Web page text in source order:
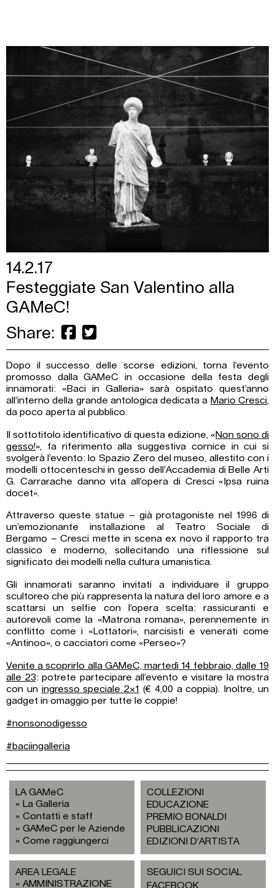
14.2.17
Festeggiate San Valentino alla
GAMeC!
Share:
Dopo il successo delle scorse edizioni, torna l’evento
promosso dalla GAMeC in occasione della festa degli
innamorati: «Baci in Galleria» sarà ospitato quest’anno
all’interno della grande antologica dedicata a Mario Cresci,
da poco aperta al pubblico.
Il sottotitolo identificativo di questa edizione, «Non sono di
gesso!», fa riferimento alla suggestiva cornice in cui si
svolgerà l’evento: lo Spazio Zero del museo, allestito con i
modelli ottocenteschi in gesso dell’Accademia di Belle Arti
G. Carrarache danno vita all’opera di Cresci «Ipsa ruina
docet».
Attraverso queste statue – già protagoniste nel 1996 di
un’emozionante installazione al Teatro Sociale di
Bergamo – Cresci mette in scena ex novo il rapporto tra
classico e moderno, sollecitando una riflessione sul
significato dei modelli nella cultura umanistica.
Gli innamorati saranno invitati a individuare il gruppo
scultoreo che più rappresenta la natura del loro amore e a
scattarsi un selfie con l’opera scelta: rassicuranti e
autorevoli come la «Matrona romana», perennemente in
conflitto come i «Lottatori», narcisisti e venerati come
«Antinoo», o cacciatori come «Perseo»?
Venite a scoprirlo alla GAMeC, martedì 14 febbraio, dalle 19
alle 23: potrete partecipare all’evento e visitare la mostra
con un ingresso speciale 2×1 (€ 4,00 a coppia). Inoltre, un
gadget in omaggio per tutte le coppie!
#nonsonodigesso
#baciingalleria
LA GAMeC
La Galleria
Contatti e staff
GAMeC per le Aziende
Come raggiungerci
COLLEZIONI
EDUCAZIONE
PREMIO BONALDI
PUBBLICAZIONI
EDIZIONI D’ARTISTA
AREA LEGALE
AMMINISTRAZIONE
SEGUICI SUI SOCIAL
FACEBOOK